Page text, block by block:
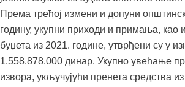
Према трећој измени и допуни
годину, укупни приходи и примања, као
буџета из 2021. године, утврђени су у
1.558.878.000 динар. Укупно увећање
извора, укључујући пренета средства